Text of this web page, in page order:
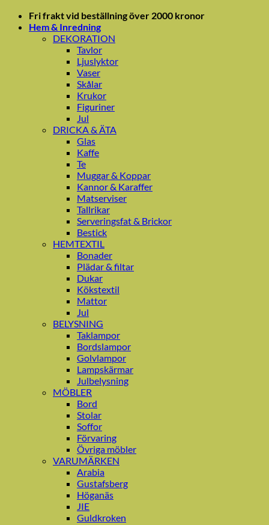
Skip
Fri frakt vid beställning över 2000 kronor
Hem & Inredning
DEKORATION
Tavlor
Ljuslyktor
Vaser
Skålar
Krukor
Figuriner
Jul
DRICKA & ÄTA
Glas
Kaffe
Te
Muggar & Koppar
Kannor & Karaffer
Matserviser
Tallrikar
Serveringsfat & Brickor
Bestick
HEMTEXTIL
Bonader
Plädar & filtar
Dukar
Kökstextil
Mattor
Jul
BELYSNING
Taklampor
Bordslampor
Golvlampor
Lampskärmar
Julbelysning
MÖBLER
Bord
Stolar
Soffor
Förvaring
Övriga möbler
VARUMÄRKEN
Arabia
Gustafsberg
Höganäs
JIE
Guldkroken